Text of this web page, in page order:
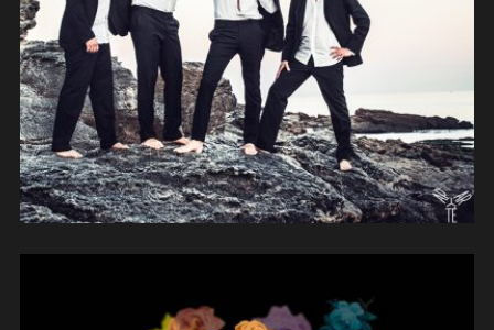
Chamuyo (2017)
(composition/contrebasse)